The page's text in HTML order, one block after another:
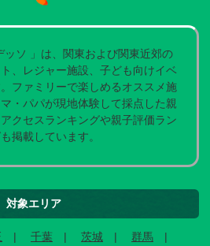
ッソ 」は、関東および関東近郊の
、レジャー施設、子ども向けイベ
ファミリーで楽しめるオススメ施
・パパが現地体験して採点した親
クセスランキングや親子評価ラン
掲載しています。
対象エリア
千葉 茨城
群馬